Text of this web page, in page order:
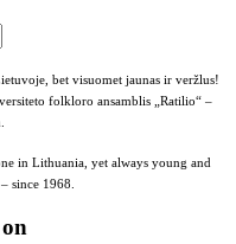
bet visuomet jaunas ir veržlus!
folkloro ansamblis „Ratilio“ –
in Lithuania, yet always young and
since 1968.